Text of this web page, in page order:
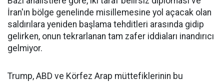
İran'ın bölge genelinde misillemesine yol açacak olan
saldırılara yeniden başlama tehditleri arasında gidip
gelirken, onun tekrarlanan tam zafer iddiaları inandırıcı
gelmiyor.
Trump, ABD ve Körfez Arap müttefiklerinin bu